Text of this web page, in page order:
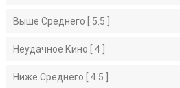
Выше Среднего [ 5.5 ]
Неудачное Кино [ 4 ]
Ниже Среднего [ 4.5 ]